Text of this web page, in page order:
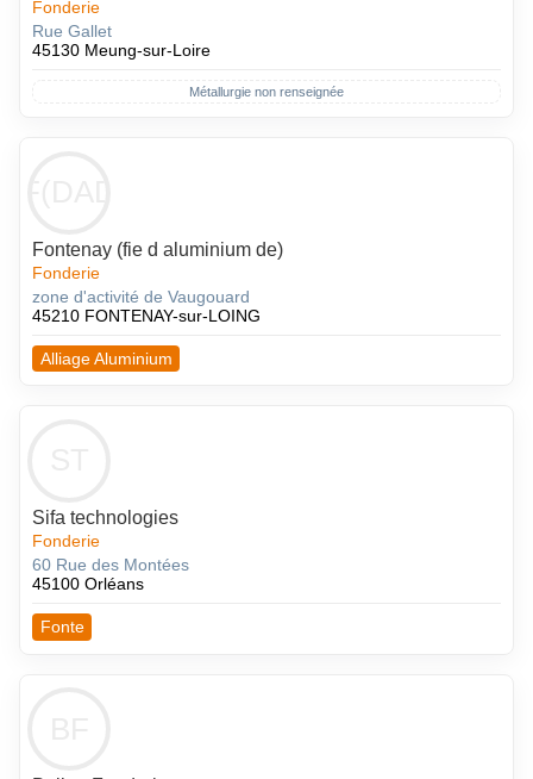
Fonderie
Rue Gallet
45130 Meung-sur-Loire
Métallurgie non renseignée
Fontenay (fie d aluminium de)
Fonderie
zone d'activité de Vaugouard
45210 FONTENAY-sur-LOING
Alliage Aluminium
Sifa technologies
Fonderie
60 Rue des Montées
45100 Orléans
Fonte